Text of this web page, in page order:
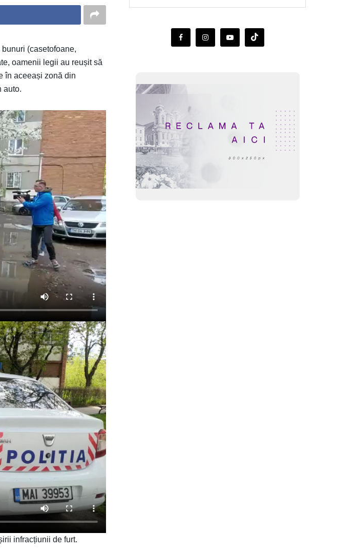
(casetofoane,
oamenii legii au reușit să
în aceeași zonă din
auto.
infracțiunii de furt.